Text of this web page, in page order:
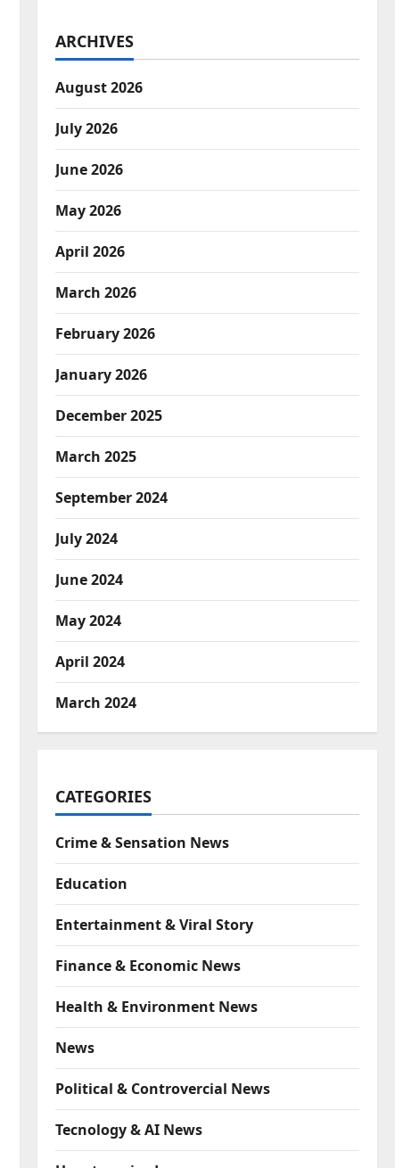
ARCHIVES
August 2026
July 2026
June 2026
May 2026
April 2026
March 2026
February 2026
January 2026
December 2025
March 2025
September 2024
July 2024
June 2024
May 2024
April 2024
March 2024
CATEGORIES
Crime & Sensation News
Education
Entertainment & Viral Story
Finance & Economic News
Health & Environment News
News
Political & Controvercial News
Tecnology & AI News